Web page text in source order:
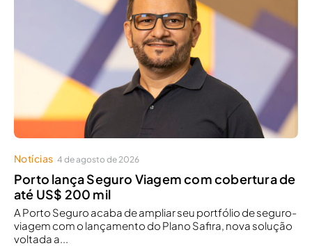
Notícias 4 de agosto de 2026
Porto lança Seguro Viagem com cobertura de
até US$ 200 mil
A Porto Seguro acaba de ampliar seu portfólio de seguro-
viagem com o lançamento do Plano Safira, nova solução
voltada a...